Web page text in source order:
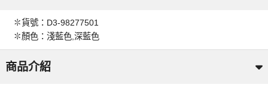
✽貨號：D3-98277501
✽顏色：淺藍色,深藍色
商品介紹